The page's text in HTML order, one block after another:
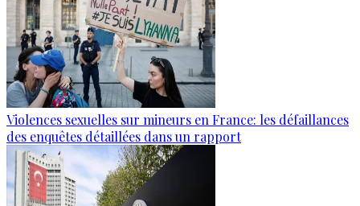
Violences sexuelles sur mineurs en France: les défaillances
des enquêtes détaillées dans un rapport